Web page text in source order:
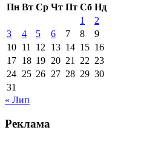
Пн Вт Ср Чт Пт Сб Нд
1
2
3
4 5 6 7 8
9
10 11 12 13 14 15 16
17 18 19 20 21 22 23
24 25 26 27 28 29 30
31
« Лип
Реклама